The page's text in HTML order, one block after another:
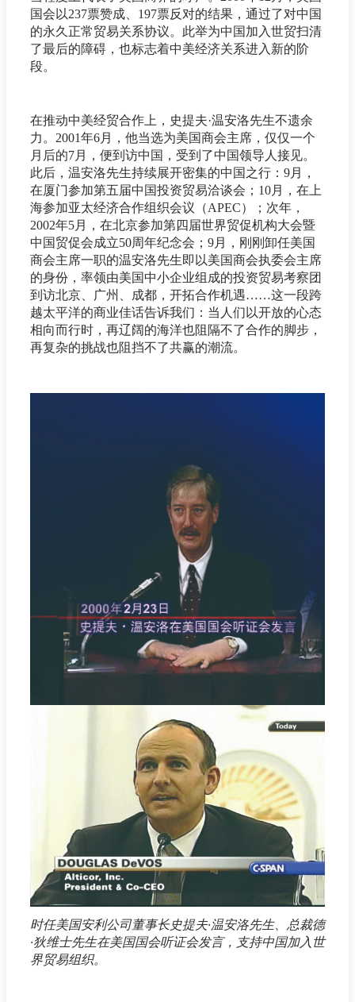
国会以237票赞成、197票反对的结果，通过了对中国
的永久正常贸易关系协议。此举为中国加入世贸扫清
了最后的障碍，也标志着中美经济关系进入新的阶
段。
在推动中美经贸合作上，史提夫·温安洛先生不遗余
力。2001年6月，他当选为美国商会主席，仅仅一个
月后的7月，便到访中国，受到了中国领导人接见。
此后，温安洛先生持续展开密集的中国之行：9月，
在厦门参加第五届中国投资贸易洽谈会；10月，在上
海参加亚太经济合作组织会议（APEC）；次年，
2002年5月，在北京参加第四届世界贸促机构大会暨
中国贸促会成立50周年纪念会；9月，刚刚卸任美国
商会主席一职的温安洛先生即以美国商会执委会主席
的身份，率领由美国中小企业组成的投资贸易考察团
到访北京、广州、成都，开拓合作机遇……这一段跨
越太平洋的商业佳话告诉我们：当人们以开放的心态
相向而行时，再辽阔的海洋也阻隔不了合作的脚步，
再复杂的挑战也阻挡不了共赢的潮流。
时任美国安利公司董事长史提夫·温安洛先生、总裁德
·狄维士先生在美国国会听证会发言，支持中国加入世
界贸易组织。